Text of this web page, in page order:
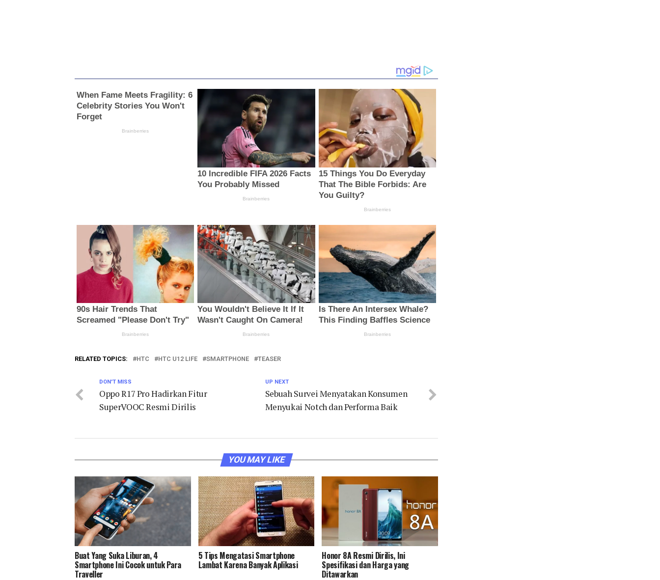
RELATED TOPICS: HTC HTC U12 LIFE SMARTPHONE TEASER
UP NEXT
Sebuah Survei Menyatakan Konsumen
Menyukai Notch dan Performa Baik
DON'T MISS
Oppo R17 Pro Hadirkan Fitur
SuperVOOC Resmi Dirilis
YOU MAY LIKE
Buat Yang Suka Liburan, 4
Smartphone Ini Cocok untuk Para
Traveller
5 Tips Mengatasi Smartphone
Lambat Karena Banyak Aplikasi
Honor 8A Resmi Dirilis, Ini
Spesifikasi dan Harga yang
Ditawarkan